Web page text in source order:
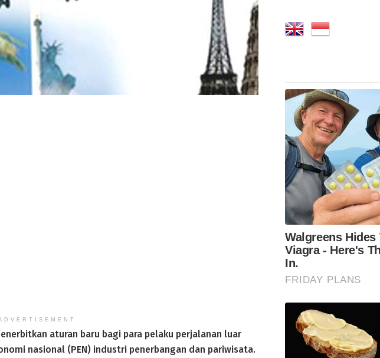
aturan baru bagi para pelaku perjalanan luar
nasional (PEN) industri penerbangan dan pariwisata.